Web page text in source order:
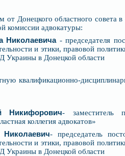
Донецкого областного совета в
комиссии адвокатуры:
Николаевича- председателя
и этики, правовой
Украины в Донецкой области
квалификационно-
Никифорович- заместитель
коллегия адвокатов»
Николаевич- председатель
и этики, правовой
Украины в Донецкой области